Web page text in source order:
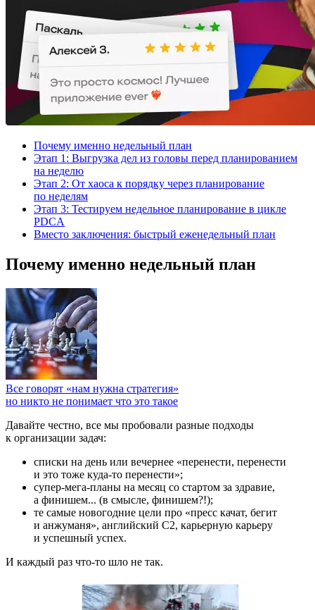
Почему именно недельный план
Этап 1: Выгрузка дел из головы перед планированием
на неделю
Этап 2: От хаоса к порядку через планирование
по неделям
Этап 3: Тестируем недельное планирование в цикле
PDCA
Вместо заключения: быстрый еженедельный план
Почему именно недельный план
Все говорят «нам нужна стратегия»
но никто не понимает что это такое
Давайте честно, все мы пробовали разные подходы
к организации задач:
списки на день или вечернее «перенести, перенести
и это тоже куда-то перенести»;
супер-мега-планы на месяц со стартом за здравие,
а финишем... (в смысле, финишем?!);
те самые новогодние цели про «пресс качат, бегит
и анжуманя», английский C2, карьерную карьеру
и успешный успех.
И каждый раз что-то шло не так.